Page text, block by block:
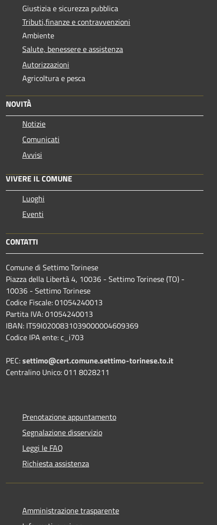
Giustizia e sicurezza pubblica
Tributi,finanze e contravvenzioni
Ambiente
Salute, benessere e assistenza
Autorizzazioni
Agricoltura e pesca
NOVITÀ
Notizie
Comunicati
Avvisi
VIVERE IL COMUNE
Luoghi
Eventi
CONTATTI
Comune di Settimo Torinese
Piazza della Libertà 4, 10036 - Settimo Torinese (TO) -
10036 - Settimo Torinese
Codice Fiscale: 01054240013
Partita IVA: 01054240013
IBAN: IT59I0200831039000004609369
Codice IPA ente: c_i703
PEC:settimo@cert.comune.settimo-torinese.to.it
Centralino Unico: 011 8028211
Prenotazione appuntamento
Segnalazione disservizio
Leggi le FAQ
Richiesta assistenza
Amministrazione trasparente